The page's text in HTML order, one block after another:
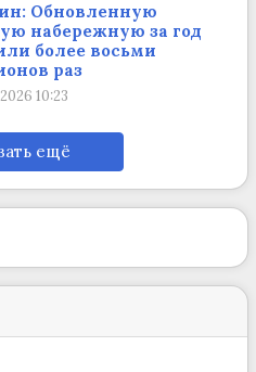
Обновленную
набережную за год
более восьми
раз
10:23
ещё